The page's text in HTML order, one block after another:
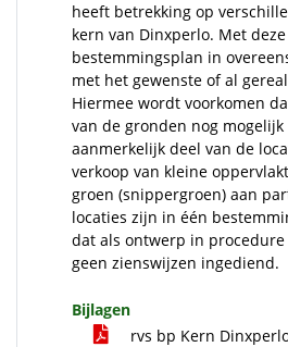
heeft betrekking op
kern van Dinxperlo. Met
bestemmingsplan in
met het gewenste of al
Hiermee wordt voorkomen
van de gronden nog mogelijk
aanmerkelijk deel van de
verkoop van kleine
groen (snippergroen) aan
locaties zijn in één
dat als ontwerp in
geen zienswijzen ingediend.
Bijlagen
rvs bp Kern